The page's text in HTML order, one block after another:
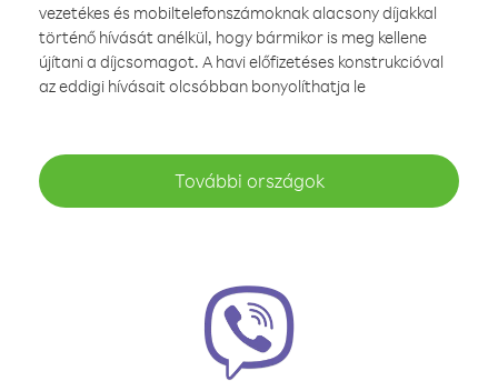
vezetékes és mobiltelefonszámoknak alacsony díjakkal
történő hívását anélkül, hogy bármikor is meg kellene
újítani a díjcsomagot. A havi előfizetéses konstrukcióval
az eddigi hívásait olcsóbban bonyolíthatja le
További országok